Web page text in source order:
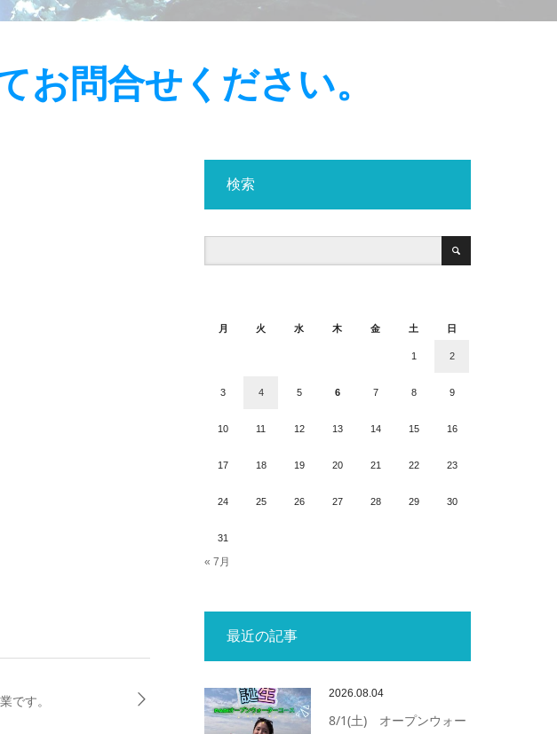
問合せください。
です。
検索
月
火 水 木 金 土 日
1 2
3 4 5 6 7 8 9
10 11 12 13 14 15 16
17 18 19 20 21 22 23
24 25 26 27 28 29 30
31
« 7月
最近の記事
2026.08.04
8/1(土) オープンウォー